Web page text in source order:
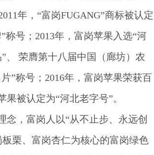
年 ， “富岗FUGANG”商标被认定
称号；2013年，富岗苹果入选“河
、 荣膺第十八届中国（廊坊）农
”称号；2016年，富岗苹果荣获百
被认定为“河北老字号”。
念，富岗人以“从不止步、永远创
栗、富岗杏仁为核心的富岗绿色